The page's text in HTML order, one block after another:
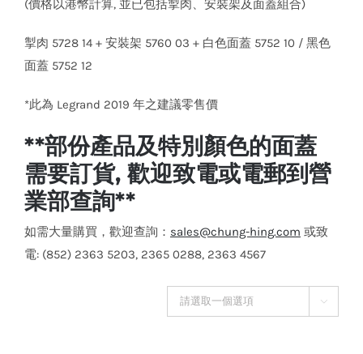
(價格以港幣計算, 並已包括掣肉、安裝架及面蓋組合)
掣肉 5728 14 + 安裝架 5760 03 + 白色面蓋 5752 10 / 黑色
面蓋 5752 12
*此為 Legrand 2019 年之建議零售價
**部份產品及特別顏色的面蓋
需要訂貨, 歡迎致電或電郵到營
業部查詢**
如需大量購買，歡迎查詢： sales@chung-hing.com 或致
電: (852) 2363 5203, 2365 0288, 2363 4567
